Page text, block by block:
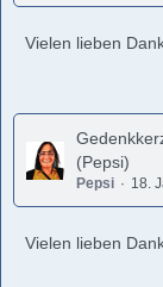
Vielen lieben
(Pepsi)
Pepsi 18.
Vielen lieben